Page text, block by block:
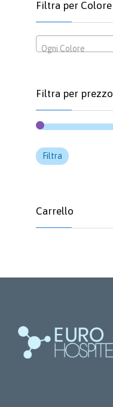
Filtra per Colore
Ogni Colore
Filtra per prezzo
Filtra
Carrello